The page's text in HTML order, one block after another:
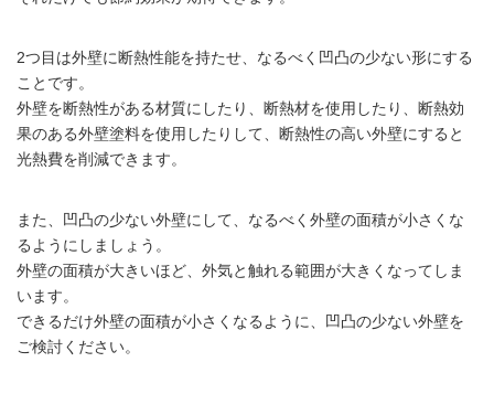
2つ目は外壁に断熱性能を持たせ、なるべく凹凸の少ない形にする
ことです。
外壁を断熱性がある材質にしたり、断熱材を使用したり、断熱効
果のある外壁塗料を使用したりして、断熱性の高い外壁にすると
光熱費を削減できます。
また、凹凸の少ない外壁にして、なるべく外壁の面積が小さくな
るようにしましょう。
外壁の面積が大きいほど、外気と触れる範囲が大きくなってしま
います。
できるだけ外壁の面積が小さくなるように、凹凸の少ない外壁を
ご検討ください。